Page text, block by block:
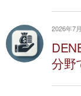
2026年7
分野